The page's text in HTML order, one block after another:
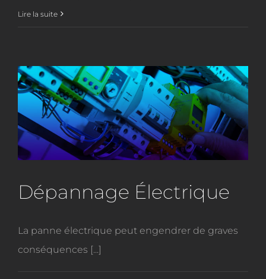
Lire la suite
Dépannage Électrique
La panne électrique peut engendrer de graves
conséquences [...]